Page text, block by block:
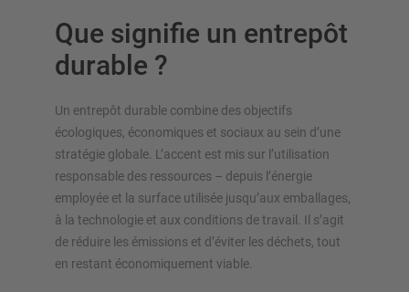
Que signifie un entrepôt
durable ?
Un entrepôt durable combine des objectifs
écologiques, économiques et sociaux au sein d’une
stratégie globale. L’accent est mis sur l’utilisation
responsable des ressources – depuis l’énergie
employée et la surface utilisée jusqu’aux emballages,
à la technologie et aux conditions de travail. Il s’agit
de réduire les émissions et d’éviter les déchets, tout
en restant économiquement viable.